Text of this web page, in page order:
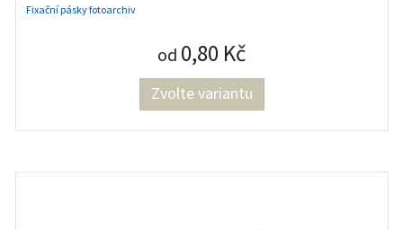
Fixační pásky fotoarchiv
od 0,80 Kč
Zvolte variantu